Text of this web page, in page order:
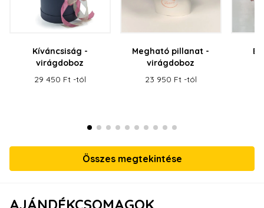
Kíváncsiság -
virágdoboz
29 450 Ft -tól
Megható pillanat -
virágdoboz
23 950 Ft -tól
Összes megtekintése
AJÁNDÉKCSOMAGOK